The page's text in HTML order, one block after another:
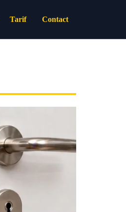
Tarif Contact